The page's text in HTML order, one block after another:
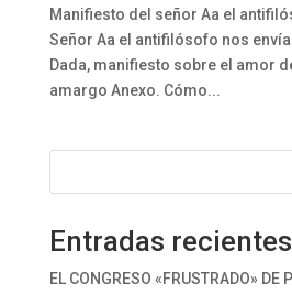
Manifiesto del señor Aa el
Señor Aa el antifilósofo nos
Dada, manifiesto sobre el amor
amargo Anexo. Cómo...
Entradas recientes
EL CONGRESO «FRUSTRADO» DE